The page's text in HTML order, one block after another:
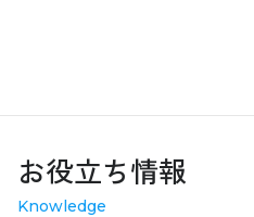
お役立ち情報
Knowledge